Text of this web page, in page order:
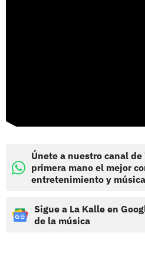
Únete a nuestro canal
primera mano el mejor
entretenimiento y música
Sigue a La Kalle en
de la música